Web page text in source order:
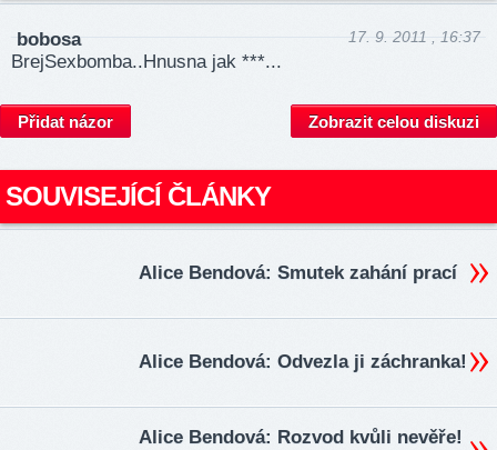
bobosa 17. 9. 2011 , 16:37
BrejSexbomba..Hnusna jak ***...
Přidat názor Zobrazit celou diskuzi
SOUVISEJÍCÍ ČLÁNKY
Alice Bendová: Smutek zahání prací
Alice Bendová: Odvezla ji záchranka!
Alice Bendová: Rozvod kvůli nevěře!